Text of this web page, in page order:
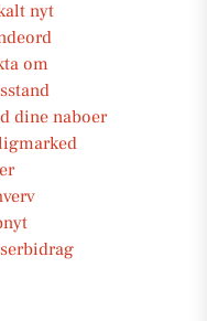
nyt
om
dine naboer